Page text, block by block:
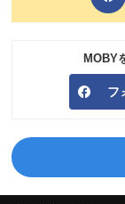
MOBY
フ